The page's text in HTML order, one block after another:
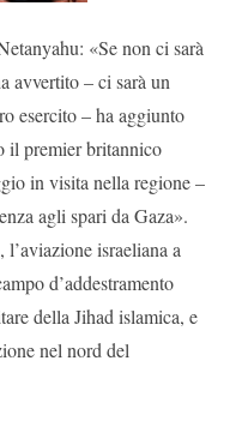
«Se non ci sarà
avvertito – ci sarà un
esercito – ha aggiunto
il premier britannico
in visita nella regione –
agli spari da Gaza».
israeliana a
d’addestramento
della Jihad islamica, e
nel nord del